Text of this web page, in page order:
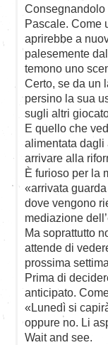
Consegnandolo
Pascale. Come
aprirebbe a
palesemente
temono uno
Certo, se da un
persino la sua
sugli altri
E quello che
alimentata dagli
arrivare alla
È furioso per la
«arrivata
dove vengono
mediazione
Ma soprattutto
attende di
prossima
Prima di
anticipato.
«Lunedì si
oppure no. Li
Wait and see.